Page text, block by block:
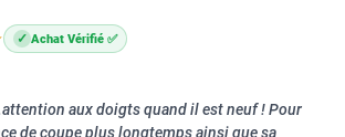
✓ Achat Vérifié ✅
aux doigts quand il est neuf ! Pour
de coupe plus longtemps ainsi que sa